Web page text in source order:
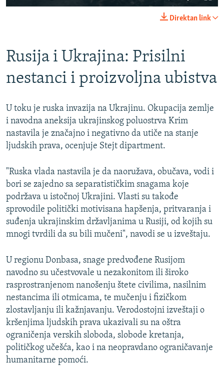
1080p
1080p
Direktan link
Rusija i Ukrajina: Prisilni
nestanci i proizvoljna ubistva
U toku je ruska invazija na Ukrajinu. Okupacija zemlje
i navodna aneksija ukrajinskog poluostrva Krim
nastavila je značajno i negativno da utiče na stanje
ljudskih prava, ocenjuje Stejt dipartment.
"Ruska vlada nastavila je da naoružava, obučava, vodi i
bori se zajedno sa separatističkim snagama koje
podržava u istočnoj Ukrajini. Vlasti su takođe
sprovodile politički motivisana hapšenja, pritvaranja i
suđenja ukrajinskim državljanima u Rusiji, od kojih su
mnogi tvrdili da su bili mučeni", navodi se u izveštaju.
U regionu Donbasa, snage predvođene Rusijom
navodno su učestvovale u nezakonitom ili široko
rasprostranjenom nanošenju štete civilima, nasilnim
nestancima ili otmicama, te mučenju i fizičkom
zlostavljanju ili kažnjavanju. Verodostojni izveštaji o
kršenjima ljudskih prava ukazivali su na oštra
ograničenja verskih sloboda, slobode kretanja,
političkog učešća, kao i na neopravdano ograničavanje
humanitarne pomoći.